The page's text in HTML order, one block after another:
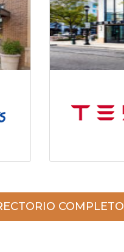
COMPLETO